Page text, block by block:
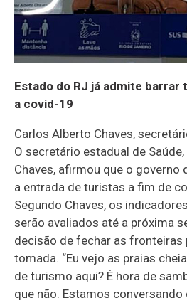
Estado do RJ já admite
a covid-19
Carlos Alberto Chaves,
O secretário estadual de
Chaves, afirmou que o governo
a entrada de turistas a fim de
Segundo Chaves, os
serão avaliados até a próxima
decisão de fechar as fronteiras
tomada. “Eu vejo as praias
de turismo aqui? É hora de
que não. Estamos